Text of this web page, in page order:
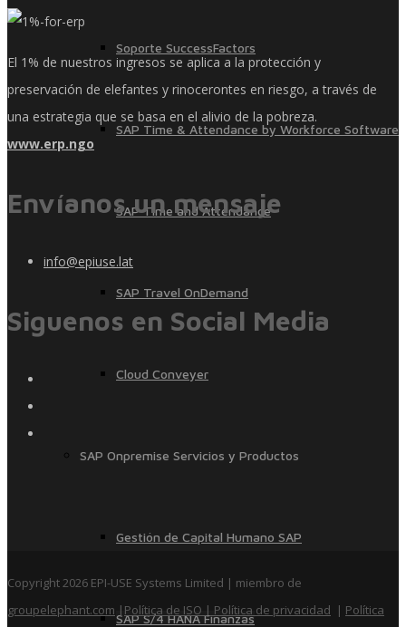
Soporte SuccessFactors
SAP Time & Attendance by Workforce Software
SAP Time and Attendance
SAP Travel OnDemand
Cloud Conveyer
SAP Onpremise Servicios y Productos
Gestión de Capital Humano SAP
SAP S/4 HANA Finanzas
El 1% de nuestros ingresos se aplica a la protección y
preservación de elefantes y rinocerontes en riesgo, a través de
una estrategia que se basa en el alivio de la pobreza.
www.erp.ngo
Envíanos un mensaje
info@epiuse.lat
Siguenos en Social Media
Copyright 2026 EPI-USE Systems Limited | miembro de
groupelephant.com | Política de ISO | Política de privacidad | Política